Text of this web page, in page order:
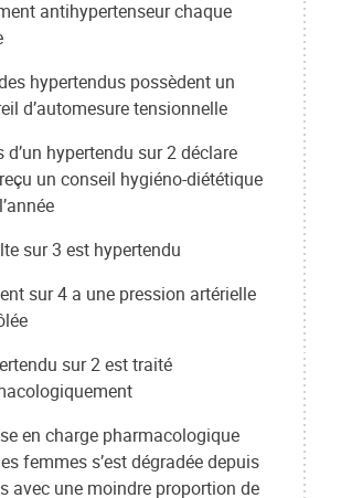
antihypertenseur chaque
hypertendus possèdent un
d’automesure tensionnelle
d’un hypertendu sur 2 déclare
un conseil hygiéno-diététique
sur 3 est hypertendu
sur 4 a une pression artérielle
sur 2 est traité
en charge pharmacologique
femmes s’est dégradée depuis
avec une moindre proportion de